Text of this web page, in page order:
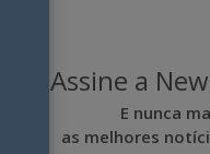
Assine a
E nunca
as melhores